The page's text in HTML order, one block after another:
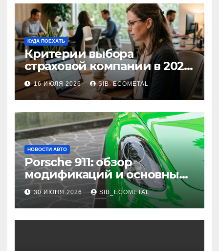
КУДА ПОЕХАТЬ
Критерии выбора
страховой компании в 2026
году: надежность и
реальные отзывы о
выплатах
16 ИЮЛЯ 2026 SIB_ECOMETAL
НОВОСТИ АВТО
Porsche 911: обзор
модификаций и основные
характеристики
30 ИЮНЯ 2026 SIB_ECOMETAL